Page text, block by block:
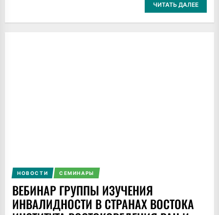
ЧИТАТЬ ДАЛЕЕ
НОВОСТИ СЕМИНАРЫ
ВЕБИНАР ГРУППЫ ИЗУЧЕНИЯ
ИНВАЛИДНОСТИ В СТРАНАХ ВОСТОКА